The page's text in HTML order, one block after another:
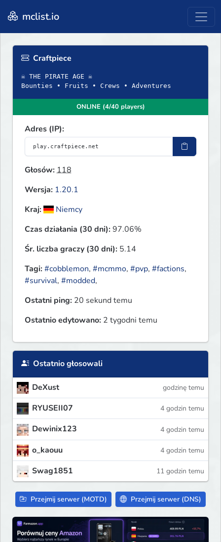
mclist.io
Craftpiece
☠ THE PIRATE AGE ☠
Bounties • Fruits • Crews • Adventures
ONLINE (4/40 players)
Adres (IP):
Głosów:118
Wersja: 1.20.1
Kraj:
Niemcy
Czas działania (30 dni):97.06%
Śr. liczba graczy (30 dni): 5.14
Tagi:#cobblemon, #mcmmo, #pvp, #factions,
#survival, #modded,
Ostatni ping: 20 sekund temu
Ostatnio edytowano: 2 tygodni temu
Ostatnio głosowali
DeXust godzinę temu
RYUSEII07 4 godzin temu
Dewinix123 4 godzin temu
o_kaouu 4 godzin temu
Swag1851 11 godzin temu
Przejmij serwer (MOTD) Przejmij serwer (DNS)